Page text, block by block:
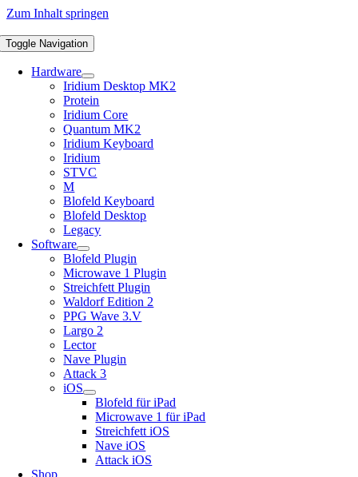
Zum Inhalt springen
Toggle Navigation
Hardware
Iridium Desktop MK2
Protein
Iridium Core
Quantum MK2
Iridium Keyboard
Iridium
STVC
M
Blofeld Keyboard
Blofeld Desktop
Legacy
Software
Blofeld Plugin
Microwave 1 Plugin
Streichfett Plugin
Waldorf Edition 2
PPG Wave 3.V
Largo 2
Lector
Nave Plugin
Attack 3
iOS
Blofeld für iPad
Microwave 1 für iPad
Streichfett iOS
Nave iOS
Attack iOS
Shop